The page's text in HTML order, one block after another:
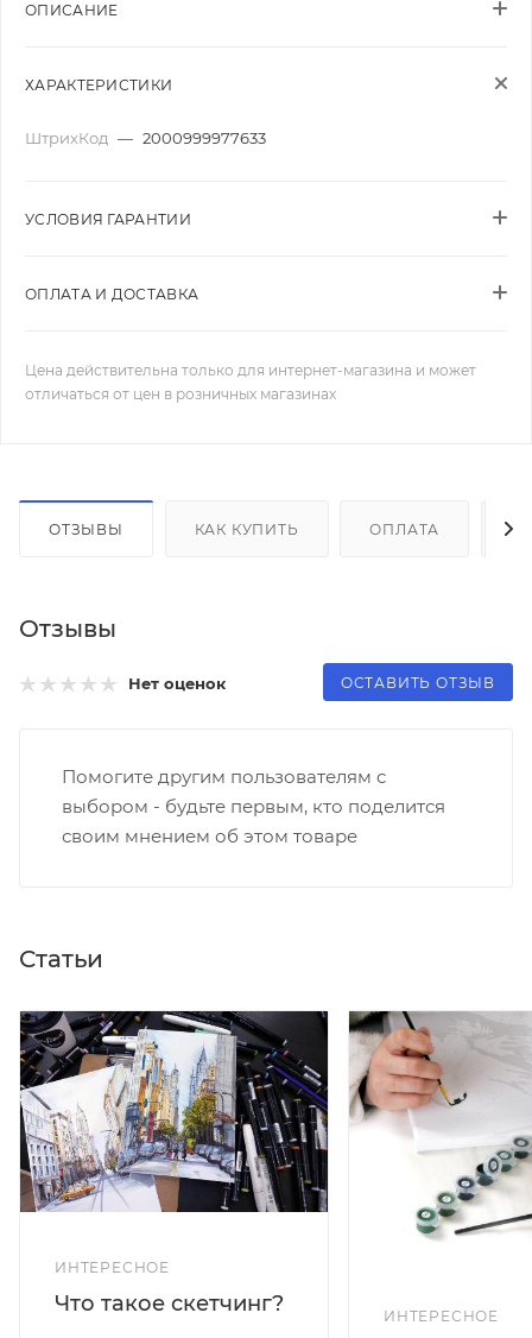
ОПИСАНИЕ
ХАРАКТЕРИСТИКИ
ШтрихКод — 2000999977633
УСЛОВИЯ ГАРАНТИИ
ОПЛАТА И ДОСТАВКА
Цена действительна только для интернет-магазина и может
отличаться от цен в розничных магазинах
ОТЗЫВЫ КАК КУПИТЬ ОПЛАТА
Отзывы
Нет оценок ОСТАВИТЬ ОТЗЫВ
Помогите другим пользователям с
выбором - будьте первым, кто поделится
своим мнением об этом товаре
Статьи
ИНТЕРЕСНОЕ
Что такое скетчинг?
ИНТЕРЕСНОЕ